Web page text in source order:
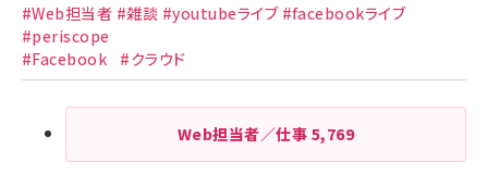
#Web担当者 #雑談 #youtubeライブ #facebookライブ
#periscope
#Facebook
#クラウド
Web担当者／仕事 5,769